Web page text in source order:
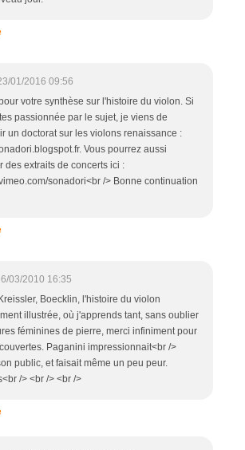
01/2016 09:56
votre synthèse sur l'histoire du violon. Si
passionnée par le sujet, je viens de
un doctorat sur les violons renaissance :
Vous pourrez aussi
des extraits de concerts ici :
sonadori<br /> Bonne continuation
03/2010 16:35
Boecklin, l'histoire du violon
illustrée, où j'apprends tant, sans oublier
féminines de pierre, merci infiniment pour
Paganini impressionnait<br />
public, et faisait même un peu peur.
/> <br /> <br />